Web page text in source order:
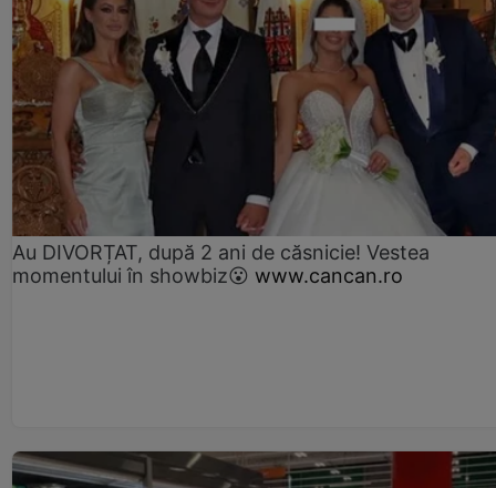
Au DIVORȚAT, după 2 ani de căsnicie! Vestea
momentului în showbiz😮 www.cancan.ro